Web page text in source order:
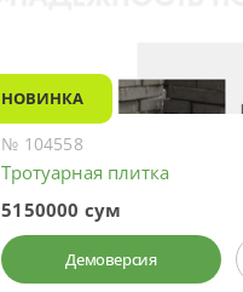
НОВИНКА
№ 104558
Тротуарная плитка
5150000 сум
Демоверсия